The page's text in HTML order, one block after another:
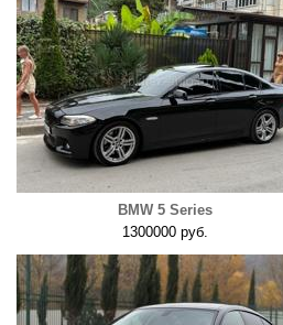
BMW 5 Series
1300000 руб.